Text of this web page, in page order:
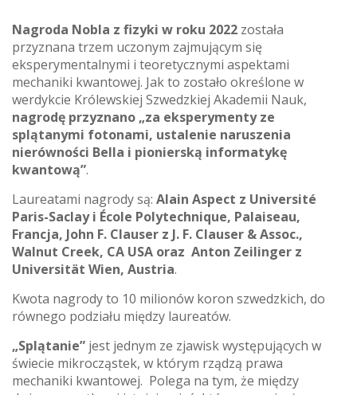
Nagroda Nobla z fizyki w roku 2022 została
przyznana trzem uczonym zajmującym się
eksperymentalnymi i teoretycznymi aspektami
mechaniki kwantowej. Jak to zostało określone w
werdykcie Królewskiej Szwedzkiej Akademii Nauk,
nagrodę przyznano „za eksperymenty ze
splątanymi fotonami, ustalenie naruszenia
nierówności Bella i pionierską informatykę
kwantową”.
Laureatami nagrody są: Alain Aspect z Université
Paris-Saclay i École Polytechnique, Palaiseau,
Francja, John F. Clauser z J. F. Clauser & Assoc.,
Walnut Creek, CA USA oraz Anton Zeilinger z
Universität Wien, Austria.
Kwota nagrody to 10 milionów koron szwedzkich, do
równego podziału między laureatów.
„Splątanie” jest jednym ze zjawisk występujących w
świecie mikrocząstek, w którym rządzą prawa
mechaniki kwantowej. Polega na tym, że między